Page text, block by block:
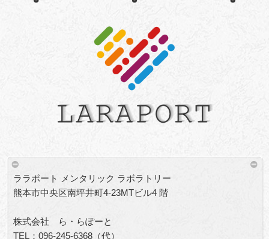
ララポート メンタリック ラボラトリー
熊本市中央区南坪井町4-23MTビル4 階
株式会社 ら・らぽーと
TEL：096-245-6368（代）